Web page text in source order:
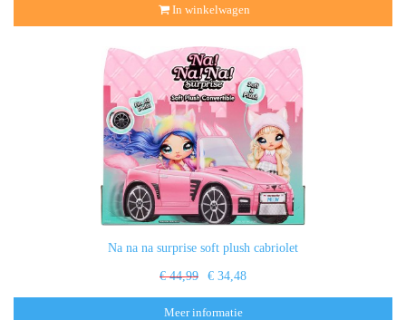
In winkelwagen
Na na na surprise soft plush cabriolet
€ 44,99 € 34,48
Meer informatie